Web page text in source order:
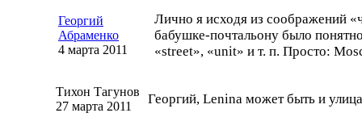
Георгий
Абраменко
4 марта 2011
Лично я исходя из соображений
бабушке-почтальону было
«street», «unit» и т. п. Просто:
Тихон Тагунов
27 марта 2011
Георгий, Lenina может быть и